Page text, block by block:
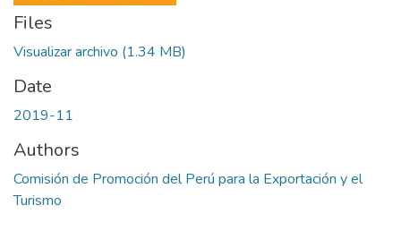
Files
Visualizar archivo (1.34 MB)
Date
2019-11
Authors
Comisión de Promoción del Perú para la Exportación y el
Turismo